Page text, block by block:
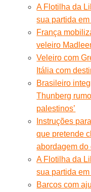
A Flotilha da
sua partida
França
veleiro
Veleiro com
Itália com
Brasileiro
Thunberg
palestinos’
Instruções
que pretende
abordagem
A Flotilha da
sua partida
Barcos com